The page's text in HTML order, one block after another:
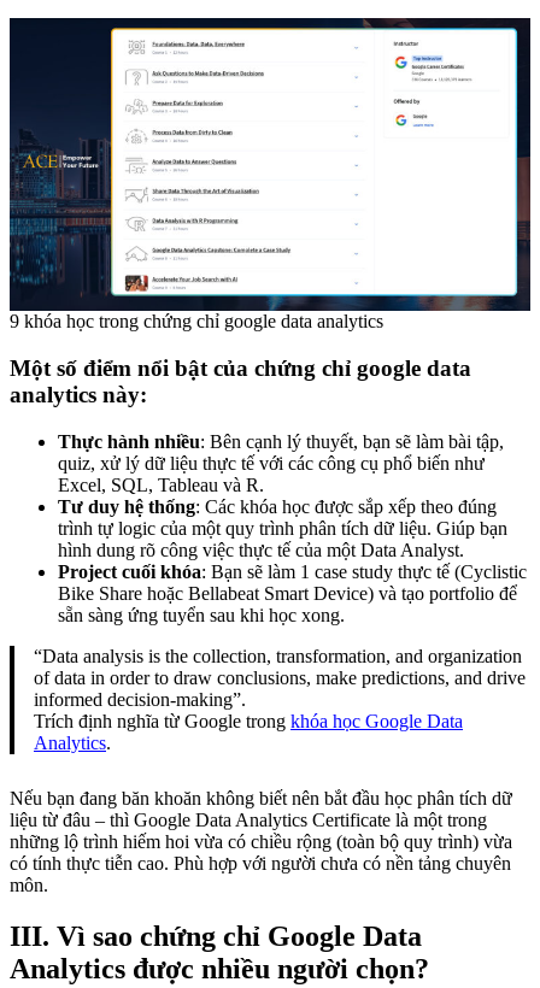
9 khóa học trong chứng chỉ google data analytics
Một số điểm nổi bật của chứng chỉ google data
analytics này:
Thực hành nhiều: Bên cạnh lý thuyết, bạn sẽ làm bài tập,
quiz, xử lý dữ liệu thực tế với các công cụ phổ biến như
Excel, SQL, Tableau và R.
Tư duy hệ thống: Các khóa học được sắp xếp theo đúng
trình tự logic của một quy trình phân tích dữ liệu. Giúp bạn
hình dung rõ công việc thực tế của một Data Analyst.
Project cuối khóa: Bạn sẽ làm 1 case study thực tế (Cyclistic
Bike Share hoặc Bellabeat Smart Device) và tạo portfolio để
sẵn sàng ứng tuyển sau khi học xong.
“Data analysis is the collection, transformation, and organization
of data in order to draw conclusions, make predictions, and drive
informed decision-making”.
Trích định nghĩa từ Google trong khóa học Google Data
Analytics.
Nếu bạn đang băn khoăn không biết nên bắt đầu học phân tích dữ
liệu từ đâu – thì Google Data Analytics Certificate là một trong
những lộ trình hiếm hoi vừa có chiều rộng (toàn bộ quy trình) vừa
có tính thực tiễn cao. Phù hợp với người chưa có nền tảng chuyên
môn.
III. Vì sao chứng chỉ Google Data
Analytics được nhiều người chọn?